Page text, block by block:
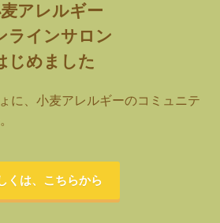
アレルギー
ラインサロン
じめました
に、小麦アレルギーのコミュニテ
くは、こちらから